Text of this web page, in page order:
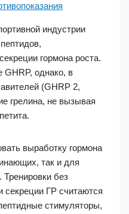
индустрии
гормона роста.
GHRP, однако, в
(GHRP 2,
грелина, не вызывая
выработку гормона
так и для
без
секреции ГР считаются
стимуляторы,